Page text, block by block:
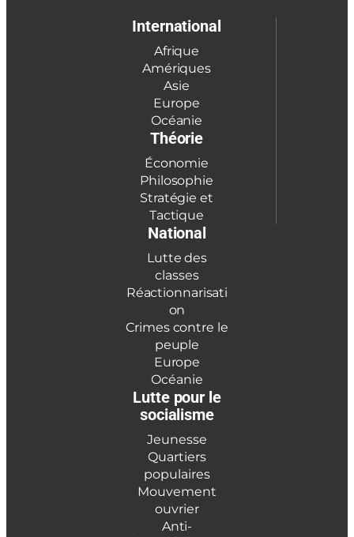
International
Afrique
Amériques
Asie
Europe
Océanie
Théorie
Économie
Philosophie
Stratégie et
Tactique
National
Lutte des
classes
Réactionnarisati
on
Crimes contre le
peuple
Europe
Océanie
Lutte pour le
socialisme
Jeunesse
Quartiers
populaires
Mouvement
ouvrier
Anti-